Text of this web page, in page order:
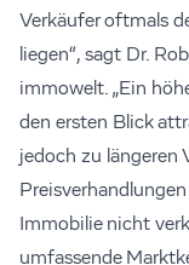
Verkäufer oftmals
liegen“, sagt Dr.
immowelt. „Ein
den ersten Blick
jedoch zu längeren
Immobilie nicht
umfassende